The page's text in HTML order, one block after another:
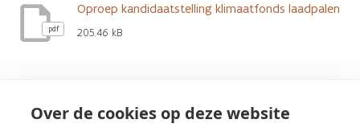
Over de cookies op deze website
pdf
Oproep kandidaatstelling klimaatfonds laadpalen
205.46 kB
Aanvraagformulier_laadinfrastructuur op
carpoolparkings & P&R